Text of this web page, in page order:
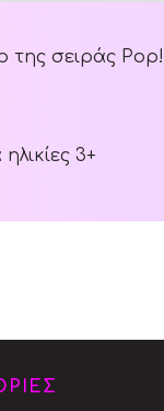
της σειράς
3+